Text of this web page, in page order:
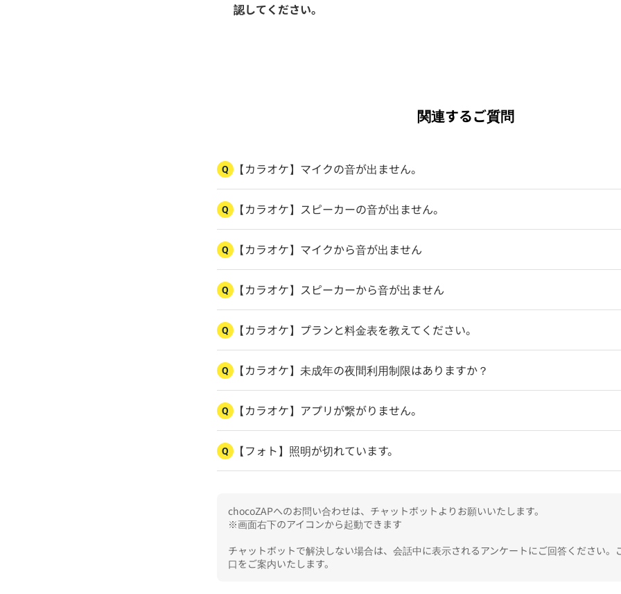
認してください。
関連するご質問
Q 【カラオケ】マイクの音が出ません。
Q 【カラオケ】スピーカーの音が出ません。
Q 【カラオケ】マイクから音が出ません
Q 【カラオケ】スピーカーから音が出ません
Q 【カラオケ】プランと料金表を教えてください。
Q 【カラオケ】未成年の夜間利用制限はありますか？
Q 【カラオケ】アプリが繋がりません。
Q 【フォト】照明が切れています。
chocoZAPへのお問い合わせは、チャットボットよりお願いいたします。
※画面右下のアイコンから起動できます
チャットボットで解決しない場合は、会話中に表示されるアンケートにご回答ください。
口をご案内いたします。